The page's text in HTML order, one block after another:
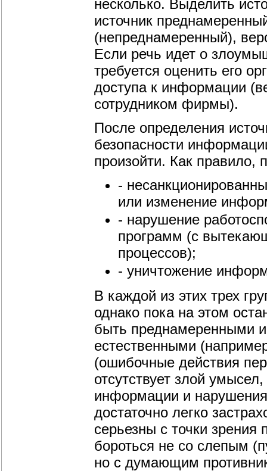
несколько. Выделить
источник
(непреднамеренный),
Если речь идет о
требуется оценить его
доступа к информации
сотрудником фирмы).
После определения
безопасности
произойти. Как правило,
-
или изменение
- нарушение
программ (с
процессов);
- уничтожение
В каждой из этих трех
однако пока на этом
быть преднамеренными
естественными
(ошибочные действия
отсутствует злой
информации и нарушения
достаточно легко
серьезны с точки зрения
бороться не со слепым
но с думающим